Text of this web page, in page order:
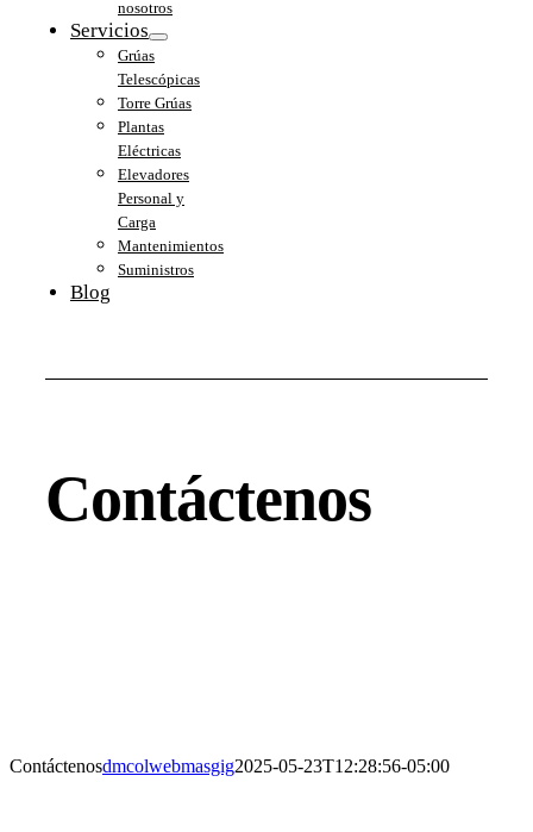
nosotros
Servicios
Grúas
Telescópicas
Torre Grúas
Plantas
Eléctricas
Elevadores
Personal y
Carga
Mantenimientos
Suministros
Blog
Contáctenos
Contáctenosdmcolwebmasgig2025-05-23T12:28:56-05:00